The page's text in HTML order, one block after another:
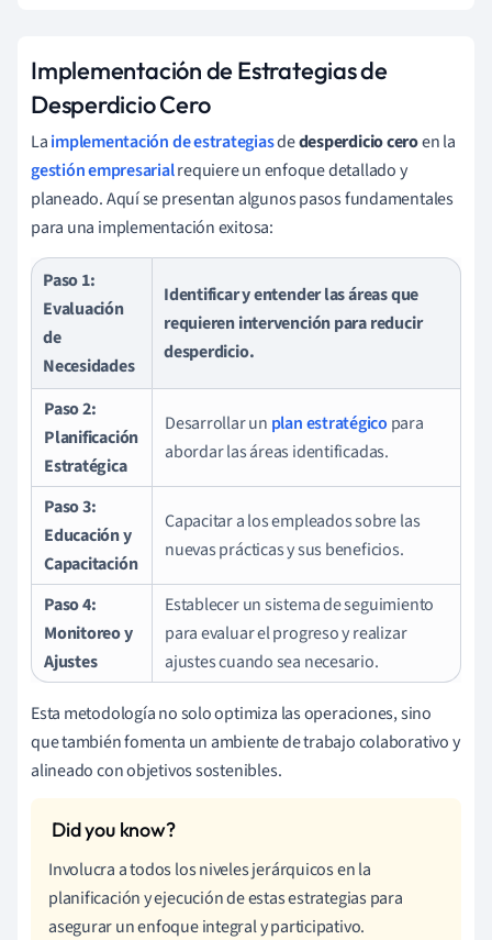
Implementación de Estrategias de
Desperdicio Cero
Laimplementación de estrategiasdedesperdicio ceroen la
gestión empresarialrequiere un enfoque detallado y
planeado. Aquí se presentan algunos pasos fundamentales
para una implementación exitosa:
Paso 1:
Evaluación
de
Necesidades
Identificar y entender las áreas que
requieren intervención para reducir
desperdicio.
Paso 2:
Planificación
Estratégica
Desarrollar un plan estratégico para
abordar las áreas identificadas.
Paso 3:
Educación y
Capacitación
Capacitar a los empleados sobre las
nuevas prácticas y sus beneficios.
Paso 4:
Monitoreo y
Ajustes
Establecer un sistema de seguimiento
para evaluar el progreso y realizar
ajustes cuando sea necesario.
Esta metodología no solo optimiza las operaciones, sino
que también fomenta un ambiente de trabajo colaborativo y
alineado con objetivos sostenibles.
Involucra a todos los niveles jerárquicos en la
planificación y ejecución de estas estrategias para
asegurar un enfoque integral y participativo.